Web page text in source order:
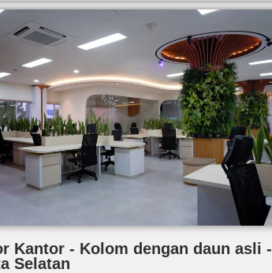
Kantor - Kolom dengan daun asli -
Selatan